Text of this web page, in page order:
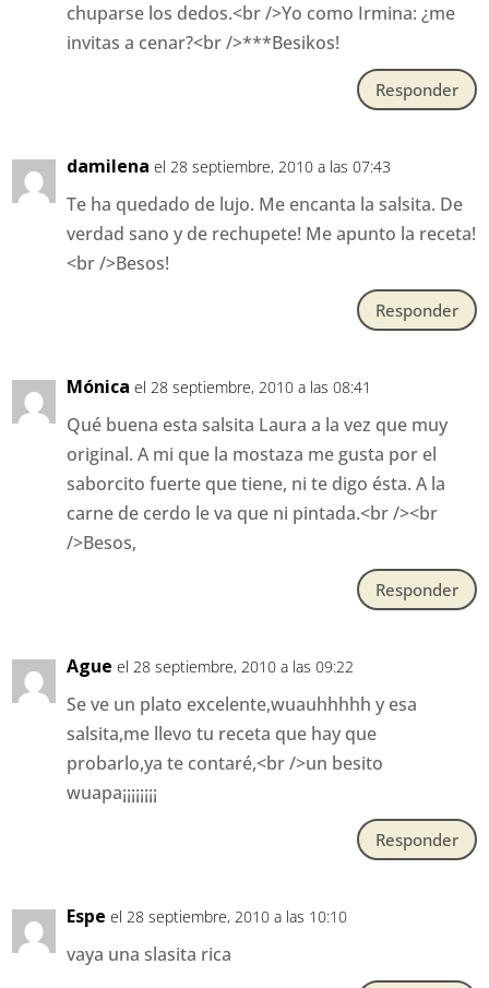
chuparse los dedos.<br />Yo como Irmina: ¿me
invitas a cenar?<br />***Besikos!
Responder
damilena el 28 septiembre, 2010 a las 07:43
Te ha quedado de lujo. Me encanta la salsita. De
verdad sano y de rechupete! Me apunto la receta!
<br />Besos!
Responder
Mónica el 28 septiembre, 2010 a las 08:41
Qué buena esta salsita Laura a la vez que muy
original. A mi que la mostaza me gusta por el
saborcito fuerte que tiene, ni te digo ésta. A la
carne de cerdo le va que ni pintada.<br /><br
/>Besos,
Responder
Ague el 28 septiembre, 2010 a las 09:22
Se ve un plato excelente,wuauhhhhh y esa
salsita,me llevo tu receta que hay que
probarlo,ya te contaré,<br />un besito
wuapa¡¡¡¡¡¡¡¡
Responder
Espe el 28 septiembre, 2010 a las 10:10
vaya una slasita rica